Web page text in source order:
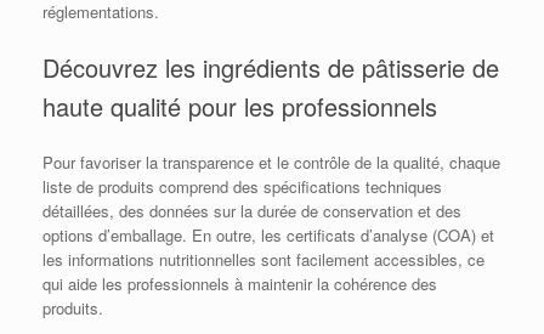
réglementations.
Découvrez les ingrédients de pâtisserie de
haute qualité pour les professionnels
Pour favoriser la transparence et le contrôle de la qualité, chaque
liste de produits comprend des spécifications techniques
détaillées, des données sur la durée de conservation et des
options d’emballage. En outre, les certificats d’analyse (COA) et
les informations nutritionnelles sont facilement accessibles, ce
qui aide les professionnels à maintenir la cohérence des
produits.